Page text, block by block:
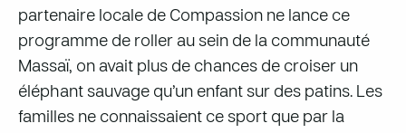
partenaire locale de Compassion ne lance ce
programme de roller au sein de la communauté
Massaï, on avait plus de chances de croiser un
éléphant sauvage qu’un enfant sur des patins. Les
familles ne connaissaient ce sport que par la